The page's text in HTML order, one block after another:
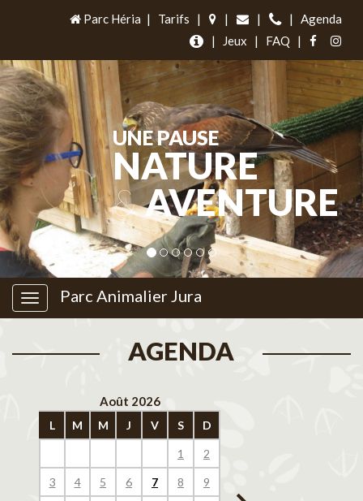
Parc Héria | Tarifs | | | |
Agenda
|
Jeux | FAQ |
UNE PAUSE
NATURE
&AVENTURE
Parc Animalier Jura
AGENDA
Août 2026
L M M J V S D
1 2
3 4 5 6 7 8 9